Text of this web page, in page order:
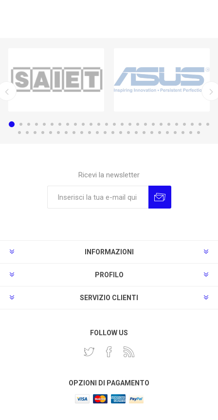
Ricevi la newsletter
INFORMAZIONI
PROFILO
SERVIZIO CLIENTI
FOLLOW US
OPZIONI DI PAGAMENTO